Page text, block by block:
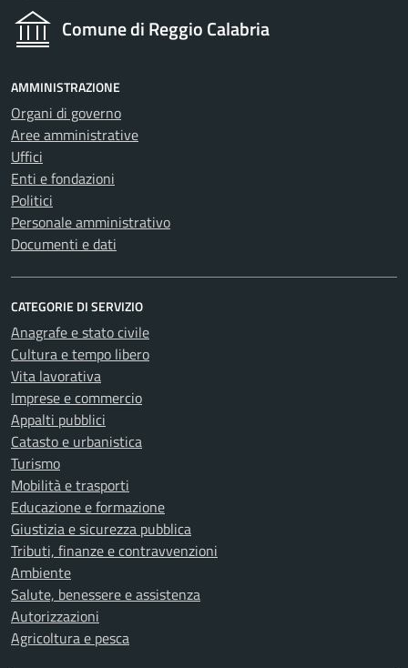
Comune di Reggio Calabria
AMMINISTRAZIONE
Organi di governo
Aree amministrative
Uffici
Enti e fondazioni
Politici
Personale amministrativo
Documenti e dati
CATEGORIE DI SERVIZIO
Anagrafe e stato civile
Cultura e tempo libero
Vita lavorativa
Imprese e commercio
Appalti pubblici
Catasto e urbanistica
Turismo
Mobilità e trasporti
Educazione e formazione
Giustizia e sicurezza pubblica
Tributi, finanze e contravvenzioni
Ambiente
Salute, benessere e assistenza
Autorizzazioni
Agricoltura e pesca